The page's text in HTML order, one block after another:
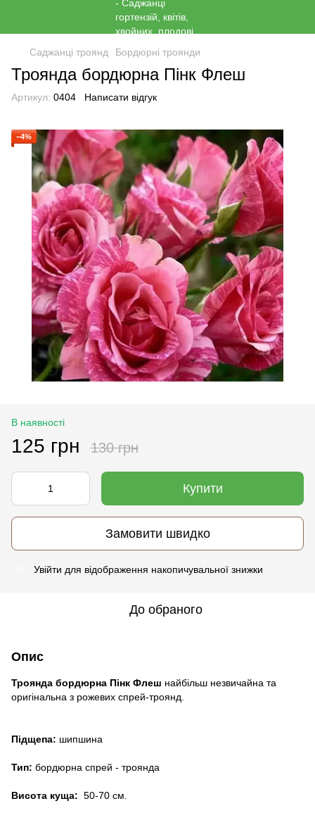
Саджанці троянд Бордюрні троянди
Троянда бордюрна Пінк Флеш
Артикул: 0404 Написати відгук
−4%
В наявності
125 грн 130 грн
Купити
Замовити швидко
Увійти для відображення накопичувальної знижки
До обраного
Опис
Троянда бордюрна Пінк Флеш найбільш незвичайна та
оригінальна з рожевих спрей-троянд.
Підщепа: шипшина
Тип: бордюрна спрей - троянда
Висота куща: 50-70 см.